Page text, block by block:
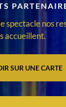
spectacle nos
accueillent.
SUR UNE CARTE